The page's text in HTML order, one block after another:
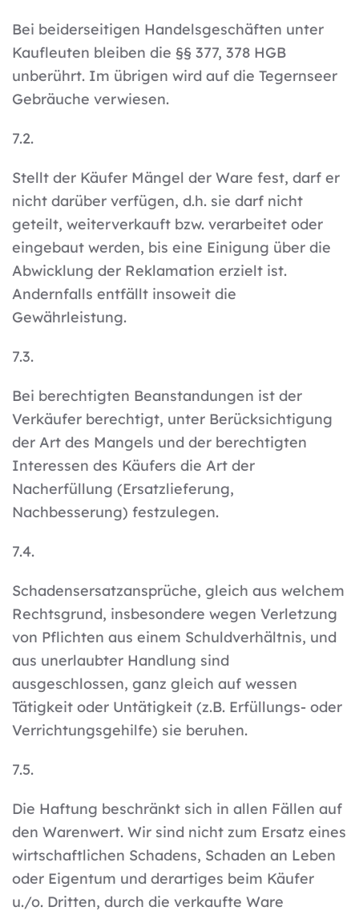
Bei beiderseitigen Handelsgeschäften unter
Kaufleuten bleiben die §§ 377, 378 HGB
unberührt. Im übrigen wird auf die Tegernseer
Gebräuche verwiesen.
7.2.
Stellt der Käufer Mängel der Ware fest, darf er
nicht darüber verfügen, d.h. sie darf nicht
geteilt, weiterverkauft bzw. verarbeitet oder
eingebaut werden, bis eine Einigung über die
Abwicklung der Reklamation erzielt ist.
Andernfalls entfällt insoweit die
Gewährleistung.
7.3.
Bei berechtigten Beanstandungen ist der
Verkäufer berechtigt, unter Berücksichtigung
der Art des Mangels und der berechtigten
Interessen des Käufers die Art der
Nacherfüllung (Ersatzlieferung,
Nachbesserung) festzulegen.
7.4.
Schadensersatzansprüche, gleich aus welchem
Rechtsgrund, insbesondere wegen Verletzung
von Pflichten aus einem Schuldverhältnis, und
aus unerlaubter Handlung sind
ausgeschlossen, ganz gleich auf wessen
Tätigkeit oder Untätigkeit (z.B. Erfüllungs- oder
Verrichtungsgehilfe) sie beruhen.
7.5.
Die Haftung beschränkt sich in allen Fällen auf
den Warenwert. Wir sind nicht zum Ersatz eines
wirtschaftlichen Schadens, Schaden an Leben
oder Eigentum und derartiges beim Käufer
u./o. Dritten, durch die verkaufte Ware